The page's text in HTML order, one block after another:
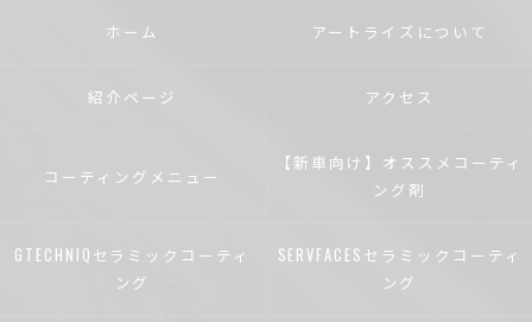
ホーム アートライズについて
紹介ページ アクセス
コーティングメニュー
【新車向け】オススメコーティ
ング剤
GTECHNIQセラミックコーティ
ング
SERVFACESセラミックコーティ
ング